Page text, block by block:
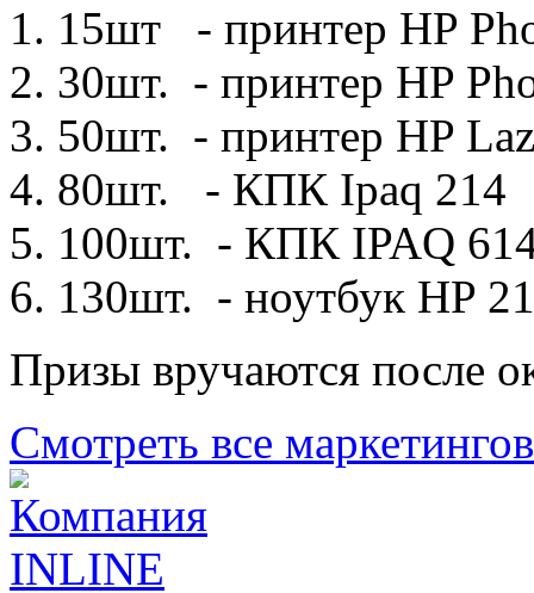
15шт - принтер HP
30шт. - принтер HP
50шт. - принтер HP
80шт. - КПК Ipaq 214
100шт. - КПК IPAQ
130шт. - ноутбук HP
Призы вручаются после
Смотреть все